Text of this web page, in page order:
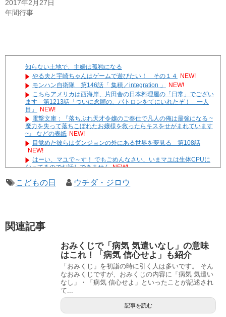
2017年2月27日
年間行事
知らない土地で、主婦は孤独になる
やる夫と宇崎ちゃんはゲームで遊びたい！ その１４
NEW!
モンハン自衛隊 第146話「 集積／integration 」
NEW!
こちらアメリカは西海岸、片田舎の日本料理屋の「日常」でござい
ます 第1213話「ついに念願の、パトロンをてにいれたぞ！ 一人
目」
NEW!
電撃文庫：『落ちぶれ天才令嬢のご奉仕で凡人の俺は最強になる ~
魔力を失って落ちこぼれたお嬢様を救ったらキスをせがまれています
~』 などの表紙 NEW!
目覚めた彼らはダンジョンの外にある世界を夢見る 第108話
NEW!
はーい、マユで～す！ でもごめんなさい、いまマユは生体CPUに
なってるのでお話しできません NEW!
無いけど、しあわせに暮らしてます～ 【ファンタジー/転生（憑
Powered by livedoor 相互RSS
こどもの日 ウチダ・ジロウ
関連記事
おみくじで「病気 気遣いなし」の意味
はこれ！「病気 信心せよ」も紹介
「おみくじ」を初詣の時に引く人は多いです。 そん
なおみくじですが、おみくじの内容に「病気 気遣い
なし」・「病気 信心せよ」といったことが記述され
て...
記事を読む